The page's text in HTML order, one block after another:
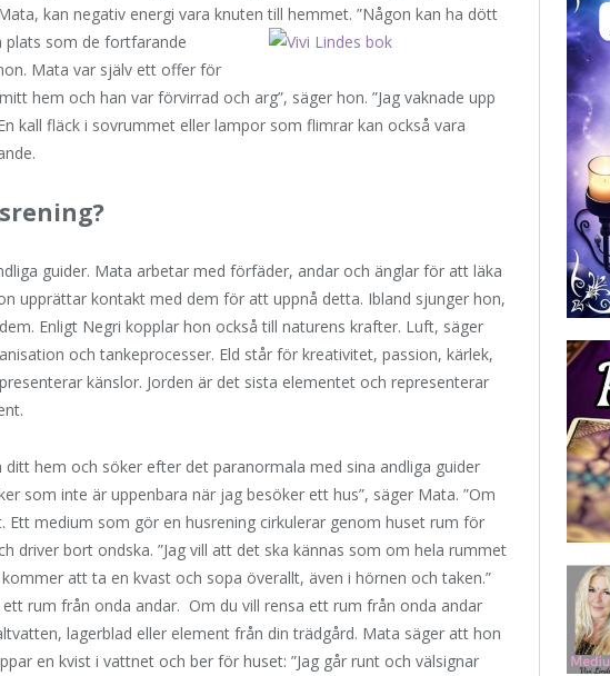
kan negativ energi vara knuten till hemmet. ”Någon kan ha dött
plats som de fortfarande
Mata var själv ett offer för
hem och han var förvirrad och arg”, säger hon. ”Jag vaknade upp
kall fläck i sovrummet eller lampor som flimrar kan också vara
guider. Mata arbetar med förfäder, andar och änglar för att läka
upprättar kontakt med dem för att uppnå detta. Ibland sjunger hon,
Enligt Negri kopplar hon också till naturens krafter. Luft, säger
och tankeprocesser. Eld står för kreativitet, passion, kärlek,
känslor. Jorden är det sista elementet och representerar
hem och söker efter det paranormala med sina andliga guider
som inte är uppenbara när jag besöker ett hus”, säger Mata. ”Om
Ett medium som gör en husrening cirkulerar genom huset rum för
driver bort ondska. ”Jag vill att det ska kännas som om hela rummet
kommer att ta en kvast och sopa överallt, även i hörnen och taken.”
rum från onda andar. Om du vill rensa ett rum från onda andar
lagerblad eller element från din trädgård. Mata säger att hon
en kvist i vattnet och ber för huset: ”Jag går runt och välsignar